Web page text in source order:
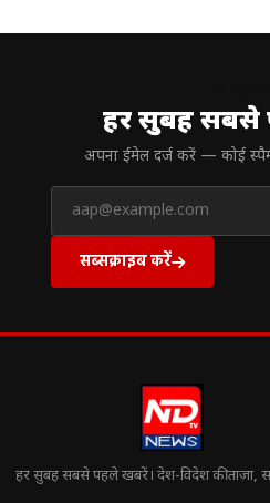
हर सुबह सबसे
अपना ईमेल दर्ज करें — कोई
सब्सक्राइब करें
हर सुबह सबसे पहले खबरें। देश-विदेश की ताज़ा,